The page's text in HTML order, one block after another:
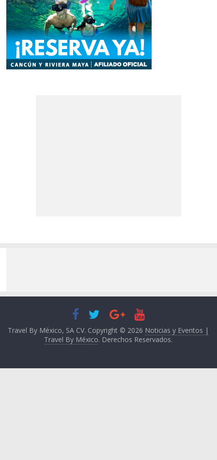
Travel By México, SA CV. Copyright © 2026 Noticias y Eventos |
Travel By México. Derechos Reservados.